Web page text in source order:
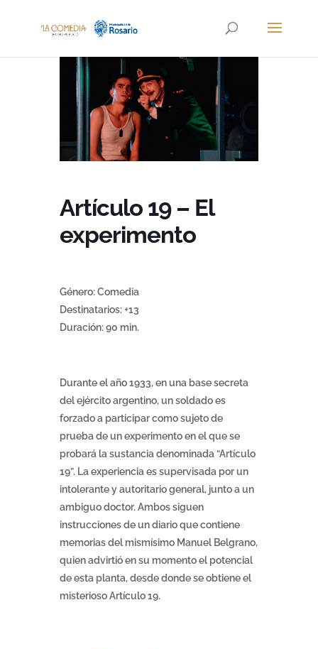
Artículo 19 – El
experimento
Género: Comedia
Destinatarios: +13
Duración: 90 min.
Durante el año 1933, en una base secreta
del ejército argentino, un soldado es
forzado a participar como sujeto de
prueba de un experimento en el que se
probará la sustancia denominada “Artículo
19”. La experiencia es supervisada por un
intolerante y autoritario general, junto a un
ambiguo doctor. Ambos siguen
instrucciones de un diario que contiene
memorias del mismísimo Manuel Belgrano,
quien advirtió en su momento el potencial
de esta planta, desde donde se obtiene el
misterioso Artículo 19.